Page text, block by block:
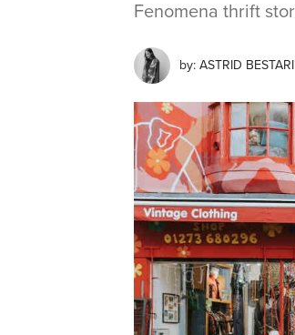
Fenomena thrift
by: ASTRID BESTARI